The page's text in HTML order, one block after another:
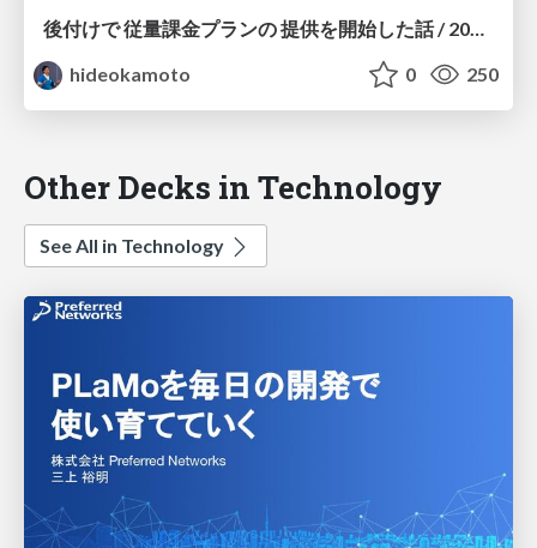
後付けで 従量課金プランの 提供を開始した話 / 20210609-jp_stripes
hideokamoto
0 250
Other Decks in Technology
See All in Technology